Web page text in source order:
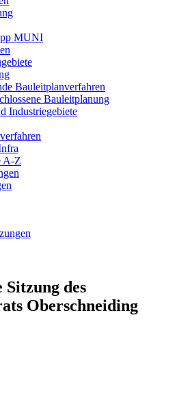
MUNI
Bauleitplanverfahren
Bauleitplanung
Industriegebiete
A-Z
des
Oberschneiding